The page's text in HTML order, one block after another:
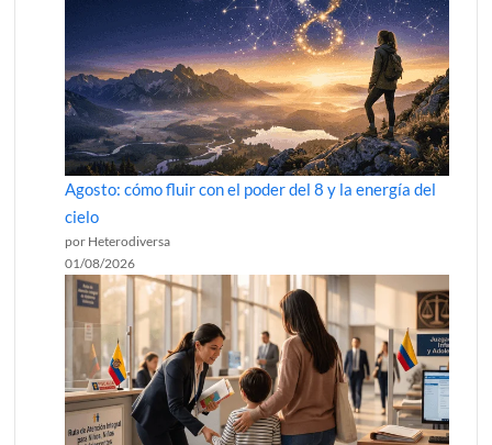
Agosto: cómo fluir con el poder del 8 y la energía del
cielo
por Heterodiversa
01/08/2026